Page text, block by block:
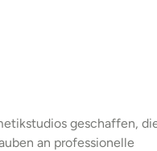
geschaffen,
an professionelle